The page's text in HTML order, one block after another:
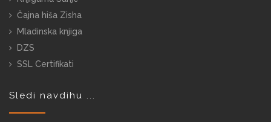
Čajna hiša Zisha
Mladinska knjiga
DZS
SSL Certifikati
Sledi navdihu ...